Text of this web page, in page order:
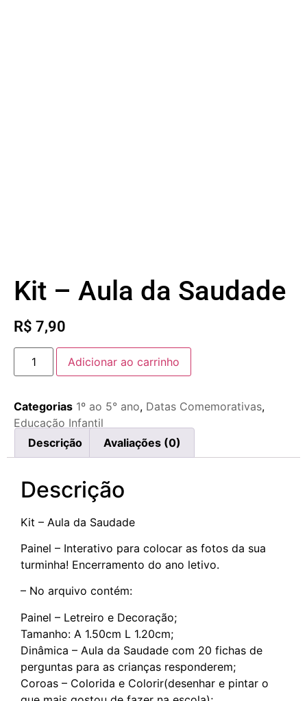
Kit – Aula da Saudade
R$ 7,90
Adicionar ao carrinho
Categorias 1º ao 5° ano, Datas Comemorativas,
Educação Infantil
Descrição
Avaliações (0)
Descrição
Kit – Aula da Saudade
Painel – Interativo para colocar as fotos da sua
turminha! Encerramento do ano letivo.
– No arquivo contém:
Painel – Letreiro e Decoração;
Tamanho: A 1.50cm L 1.20cm;
Dinâmica – Aula da Saudade com 20 fichas de
perguntas para as crianças responderem;
Coroas – Colorida e Colorir(desenhar e pintar o